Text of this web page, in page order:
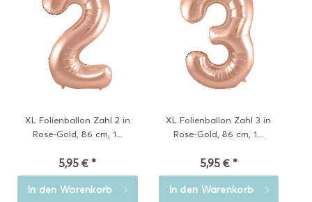
XL Folienballon Zahl 2 in
Rose-Gold, 86 cm, 1...
5,95 € *
In den Warenkorb
XL Folienballon Zahl 3 in
Rose-Gold, 86 cm, 1...
5,95 € *
In den Warenkorb